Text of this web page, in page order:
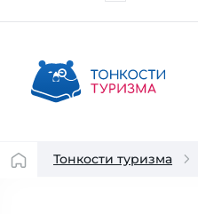
Тонкости туризма